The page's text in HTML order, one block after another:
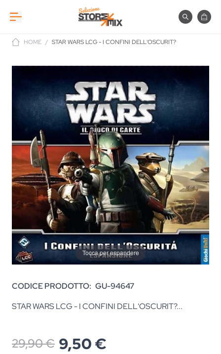
Cerca
HOME / STAR WARS LCG - I CONFINI DELL'OSCURIT?
Tocca per espandere
CODICE PRODOTTO: GU-94647
STAR WARS LCG - I CONFINI DELL'OSCURIT?...
29,90 € 9,50 €